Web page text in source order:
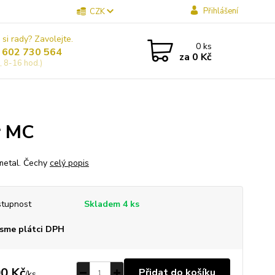
CZK Přihlášení
rady? Zavolejte.
730 564
8-16 hod.)
0ks
za 0 Kč
Čechy celý popis
Skladem 4 ks
plátci DPH